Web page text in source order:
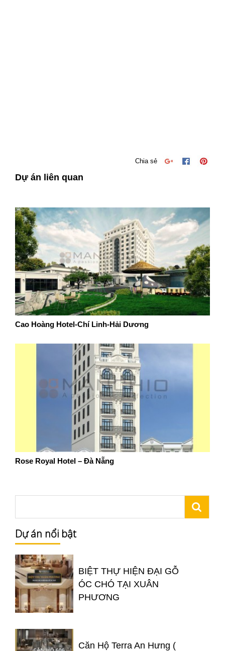
Chia sẻ
Dự án liên quan
Cao Hoàng Hotel-Chí Linh-Hải Dương
Rose Royal Hotel – Đà Nẵng
Dự án nổi bật
BIỆT THỰ HIỆN ĐẠI GỖ
ÓC CHÓ TẠI XUÂN
PHƯƠNG
Căn Hộ Terra An Hưng (